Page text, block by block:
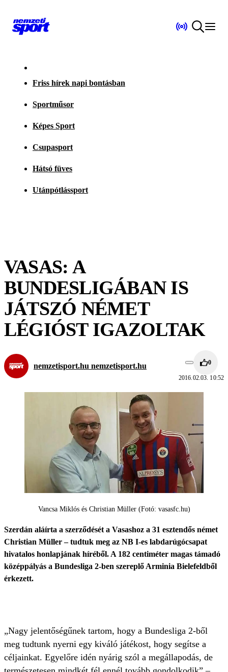
Friss hírek napi bontásban
Sportműsor
Képes Sport
Csupasport
Hátsó füves
Utánpótlássport
VASAS: A
BUNDESLIGÁBAN IS
JÁTSZÓ NÉMET
LÉGIÓST IGAZOLTAK
nemzetisport.hu nemzetisport.hu 0
2016.02.03. 10:52
Vancsa Miklós és Christian Müller (Fotó: vasasfc.hu)
Szerdán aláírta a szerződését a Vasashoz a 31 esztendős német
Christian Müller – tudtuk meg az NB I-es labdarúgócsapat
hivatalos honlapjának híréből. A 182 centiméter magas támadó
középpályás a Bundesliga 2-ben szereplő Arminia Bielefeldből
érkezett.
„Nagy jelentőségűnek tartom, hogy a Bundesliga 2-ből
meg tudtunk nyerni egy kiváló játékost, hogy segítse a
céljainkat. Egyelőre idén nyárig szól a megállapodás, de